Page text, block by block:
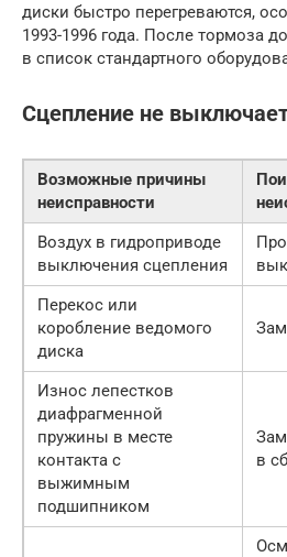
диски быстро перегреваются,
1993-1996 года. После тормоза
в список стандартного
Сцепление не
Возможные причины
неисправности
Воздух в гидроприводе
выключения сцепления
Перекос или
коробление ведомого
диска
Износ лепестков
диафрагменной
пружины в месте
контакта с
выжимным
подшипником
в